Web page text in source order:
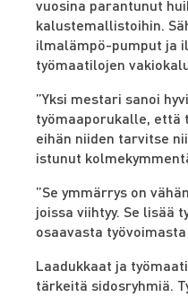
vuosina parantunut
kalustemallistoihin.
ilmalämpö-pumput ja
työmaatilojen
”Yksi mestari sanoi
työmaaporukalle, että
eihän niiden tarvitse
istunut
”Se ymmärrys on
joissa viihtyy. Se lisää
osaavasta
Laadukkaat ja
tärkeitä sidosryhmiä.